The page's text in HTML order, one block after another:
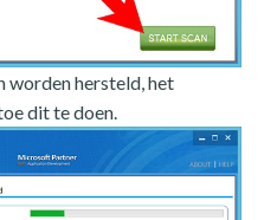
worden hersteld, het
dit te doen.